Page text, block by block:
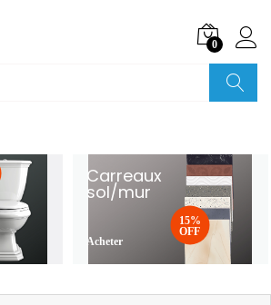
0
Carreaux
sol/mur
Acheter
15%
OFF